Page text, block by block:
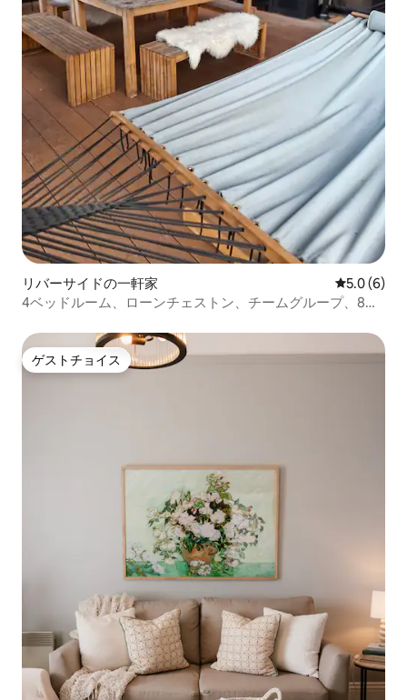
リバーサイドの一軒家 レビュー6
5.0 (6)
4ベッドルーム、ローンチェストン、チームグループ、8
ゲストチョイス
ゲストチョイス